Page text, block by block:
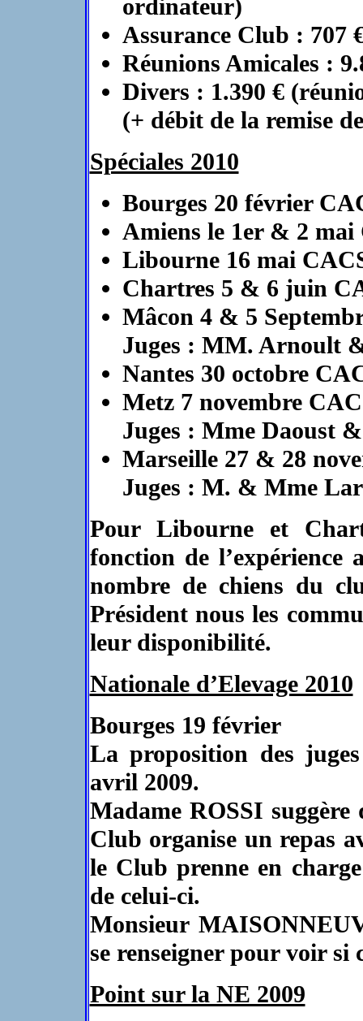
ordinateur)
Assurance Club : 707
Réunions Amicales :
Divers : 1.390 €
(+ débit de la remise
Spéciales 2010
Bourges 20 février
Amiens le 1er & 2
Libourne 16 mai
Chartres 5 & 6 juin
Mâcon 4 & 5
Juges : MM. Arnoult
Nantes 30 octobre
Metz 7 novembre
Juges : Mme Daoust
Marseille 27 & 28
Juges : M. & Mme
Pour Libourne et
fonction de l’expérience
nombre de chiens du
Président nous les
leur disponibilité.
Nationale d’Elevage 2010
Bourges 19 février
La proposition des
avril 2009.
Madame ROSSI
Club organise un repas
le Club prenne en
de celui-ci.
Monsieur
se renseigner pour voir si
Point sur la NE 2009